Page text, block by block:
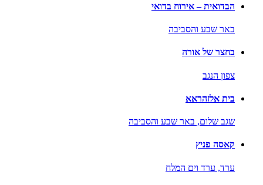
הבדואית – אירוח בדואי
באר שבע והסביבה
בחצר של אורה
צפון הנגב
בית אלזהראא
שגב שלום, באר שבע והסביבה
קאסה פניץ
ערד, ערד וים המלח